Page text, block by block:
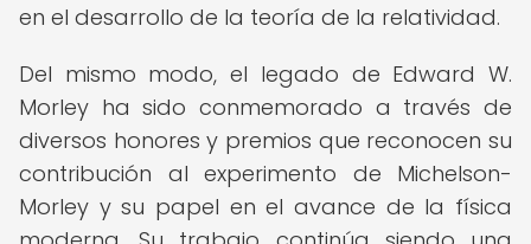
en el desarrollo de la teoría de la relatividad.
Del mismo modo, el legado de Edward W.
Morley ha sido conmemorado a través de
diversos honores y premios que reconocen su
contribución al experimento de Michelson-
Morley y su papel en el avance de la física